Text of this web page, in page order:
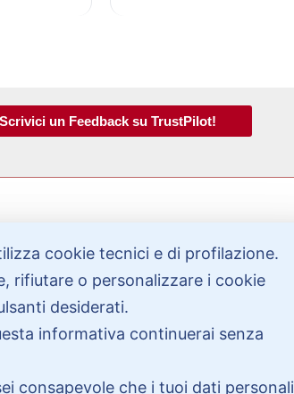
Scrivici un Feedback su TrustPilot!
di aiuto?
cookie tecnici e di profilazione.
rifiutare o personalizzare i cookie
desiderati.
informativa continuerai senza
consapevole che i tuoi dati personali